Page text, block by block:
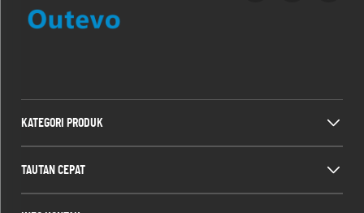
KATEGORI PRODUK
TAUTAN CEPAT